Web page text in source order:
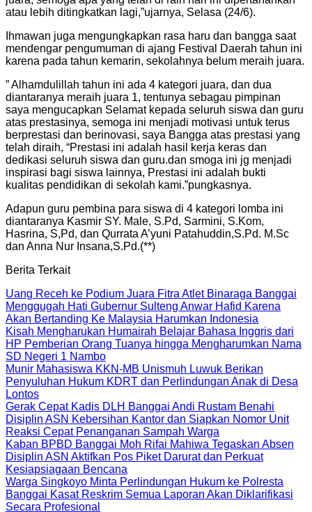
atau lebih ditingkatkan lagi,”ujarnya, Selasa (24/6).
Ihmawan juga mengungkapkan rasa haru dan bangga saat
mendengar pengumuman di ajang Festival Daerah tahun ini
karena pada tahun kemarin, sekolahnya belum meraih juara.
” Alhamdulillah tahun ini ada 4 kategori juara, dan dua
diantaranya meraih juara 1, tentunya sebagau pimpinan
saya mengucapkan Selamat kepada seluruh siswa dan guru
atas prestasinya, semoga ini menjadi motivasi untuk terus
berprestasi dan berinovasi, saya Bangga atas prestasi yang
telah diraih, “Prestasi ini adalah hasil kerja keras dan
dedikasi seluruh siswa dan guru.dan smoga ini jg menjadi
inspirasi bagi siswa lainnya, Prestasi ini adalah bukti
kualitas pendidikan di sekolah kami.”pungkasnya.
Adapun guru pembina para siswa di 4 kategori lomba ini
diantaranya Kasmir SY. Male, S.Pd, Sarmini, S.Kom,
Hasrina, S,Pd, dan Qurrata A’yuni Patahuddin,S.Pd. M.Sc
dan Anna Nur Insana,S.Pd.(**)
Berita Terkait
Uang Receh ke Podium Juara Fitra Atlet Binaraga Banggai
Menggugah Hati Gubernur Sulteng Anwar Hafid Karena
Akan Bertanding Ke Malaysia Harumkan Indonesia
Kisah Mengharukan Humairah Belajar Bahasa Inggris dari
HP Pemberian Orang Tuanya hingga Mengharumkan Nama
SD Negeri 1 Nambo
Munir Mahasiswa KKN-MB Unismuh Luwuk Berikan
Penyuluhan Hukum KDRT dan Perlindungan Anak di Desa
Lontos
Gerak Cepat Kadis DLH Banggai Andi Rustam Benahi
Disiplin ASN Kebersihan Kantor dan Siapkan Nomor Unit
Reaksi Cepat Penanganan Sampah Warga
Kaban BPBD Banggai Moh Rifai Mahiwa Tegaskan Absen
Disiplin ASN Aktifkan Pos Piket Darurat dan Perkuat
Kesiapsiagaan Bencana
Warga Singkoyo Minta Perlindungan Hukum ke Polresta
Banggai Kasat Reskrim Semua Laporan Akan Diklarifikasi
Secara Profesional